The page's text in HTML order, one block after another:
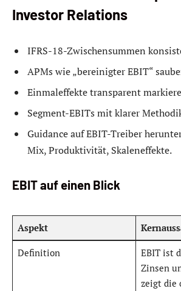
Investor Relations
IFRS-18-Zwischensummen
APMs wie „bereinigter EBIT“
Einmaleffekte transparent
Segment-EBITs mit klarer
Guidance auf EBIT-Treiber
Mix, Produktivität, Skaleneffekte.
EBIT auf einen Blick
Aspekt
Definition
EBIT ist
Zinsen
zeigt die